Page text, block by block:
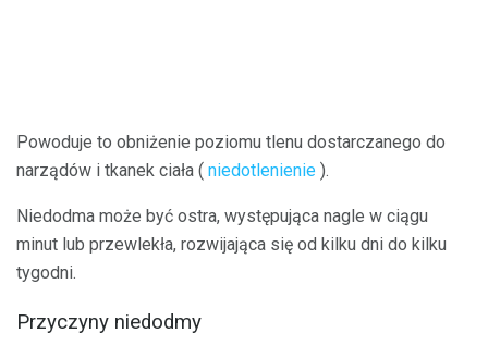
Powoduje to obniżenie poziomu tlenu dostarczanego do
narządów i tkanek ciała ( niedotlenienie ).
Niedodma może być ostra, występująca nagle w ciągu
minut lub przewlekła, rozwijająca się od kilku dni do kilku
tygodni.
Przyczyny niedodmy